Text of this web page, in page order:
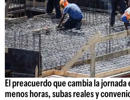
El preacuerdo que cambia la
menos horas, subas reales y